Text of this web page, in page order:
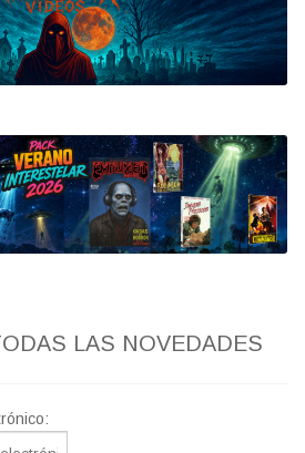
LAS NOVEDADES